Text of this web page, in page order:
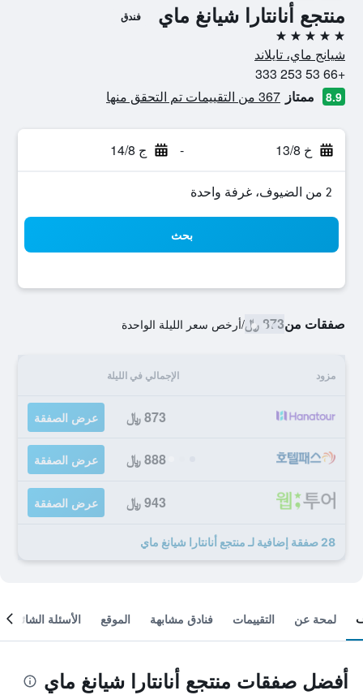
منتجع أنانتارا شيانغ ماي فندق
5 نجوم
شيانج ماي، تايلاند
+66 53 253 333
8.9 ممتاز 367 من التقييمات تم التحقق منها
خ 13/8 - ج 14/8
2 من الضيوف، غرفة واحدة
بحث
صفقات من873 ﷼ /أرخص سعر الليلة الواحدة
مزود الإجمالي في الليلة
873 ﷼ عرض الصفقة
888 ﷼ عرض الصفقة
943 ﷼ عرض الصفقة
28 صفقة إضافية لـ منتجع أنانتارا شيانغ ماي
لمحة عن التقييمات فنادق مشابهة الموقع الأسئلة الشائعة
أفضل صفقات منتجع أنانتارا شيانغ ماي